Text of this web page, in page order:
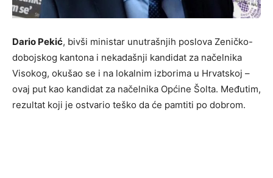
Dario Pekić, bivši ministar unutrašnjih poslova Zeničko-
dobojskog kantona i nekadašnji kandidat za načelnika
Visokog, okušao se i na lokalnim izborima u Hrvatskoj –
ovaj put kao kandidat za načelnika Općine Šolta. Međutim,
rezultat koji je ostvario teško da će pamtiti po dobrom.